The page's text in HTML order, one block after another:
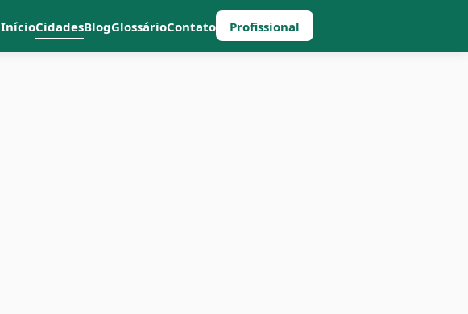
InícioCidadesBlogGlossárioContato Profissional